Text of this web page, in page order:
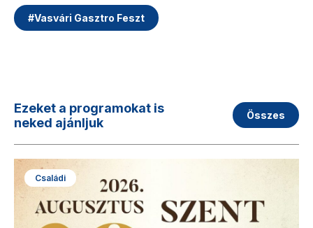
#Vasvári Gasztro Feszt
Ezeket a programokat is
neked ajánljuk
Összes
Családi